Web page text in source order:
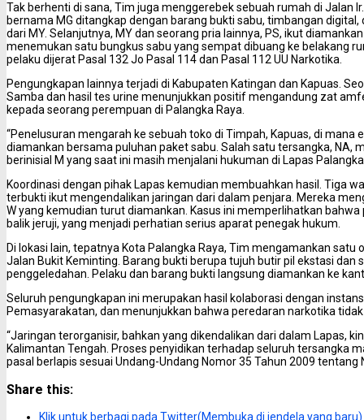
Tak berhenti di sana, Tim juga menggerebek sebuah rumah di Jalan
bernama MG ditangkap dengan barang bukti sabu, timbangan
dari MY. Selanjutnya, MY dan seorang pria lainnya, PS, ikut
menemukan satu bungkus sabu yang sempat dibuang ke belakang
pelaku dijerat Pasal 132 Jo Pasal 114 dan Pasal 112 UU Narkotika.
Pengungkapan lainnya terjadi di Kabupaten Katingan dan Kapuas.
Samba dan hasil tes urine menunjukkan positif mengandung zat
kepada seorang perempuan di Palangka Raya.
“Penelusuran mengarah ke sebuah toko di Timpah, Kapuas, di
diamankan bersama puluhan paket sabu. Salah satu tersangka, NA,
berinisial M yang saat ini masih menjalani hukuman di Lapas
Koordinasi dengan pihak Lapas kemudian membuahkan hasil. Tiga
terbukti ikut mengendalikan jaringan dari dalam penjara. Mereka
W yang kemudian turut diamankan. Kasus ini memperlihatkan
balik jeruji, yang menjadi perhatian serius aparat penegak hukum.
Di lokasi lain, tepatnya Kota Palangka Raya, Tim mengamankan
Jalan Bukit Keminting. Barang bukti berupa tujuh butir pil ekstasi dan
penggeledahan. Pelaku dan barang bukti langsung diamankan ke
Seluruh pengungkapan ini merupakan hasil kolaborasi dengan
Pemasyarakatan, dan menunjukkan bahwa peredaran narkotika
“Jaringan terorganisir, bahkan yang dikendalikan dari dalam Lapas,
Kalimantan Tengah. Proses penyidikan terhadap seluruh tersangka
pasal berlapis sesuai Undang-Undang Nomor 35 Tahun 2009 tentang
Share this:
Klik untuk berbagi pada Twitter(Membuka di jendela yang baru)